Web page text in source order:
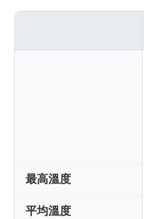
最高溫度
平均溫度